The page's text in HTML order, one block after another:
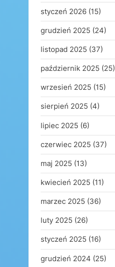
styczeń 2026 (15)
grudzień 2025 (24)
listopad 2025 (37)
październik 2025 (25)
wrzesień 2025 (15)
sierpień 2025 (4)
lipiec 2025 (6)
czerwiec 2025 (37)
maj 2025 (13)
kwiecień 2025 (11)
marzec 2025 (36)
luty 2025 (26)
styczeń 2025 (16)
grudzień 2024 (25)